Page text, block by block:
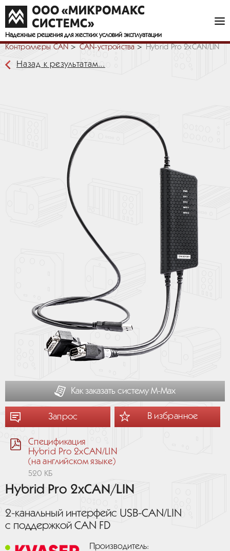
Надежные решения для жестких условий эксплуатации
Контроллеры CAN СAN-устройства Hybrid Pro 2xCAN/LIN
Назад к результатам...
Как заказать систему М-Мах
Запрос В избранное
Спецификация
Hybrid Pro 2xCAN/LIN
(на английском языке)
520 КБ
Hybrid Pro 2xCAN/LIN
2-канальный интерфейс USB-CAN/LIN
с поддержкой CAN FD
Производитель: